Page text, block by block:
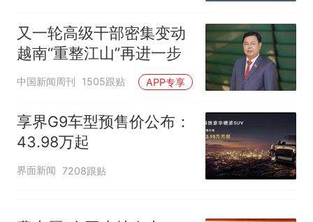
已集体更换招牌
又一轮高级干部密集变动
越南“重整江山”再进一步
中国新闻周刊 1505跟贴 APP专享
享界G9车型预售价公布：
43.98万起
界面新闻 7208跟贴